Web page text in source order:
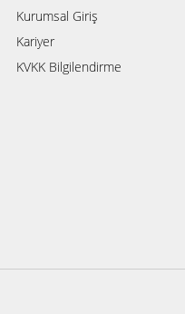
Kurumsal Giriş
Kariyer
KVKK Bilgilendirme